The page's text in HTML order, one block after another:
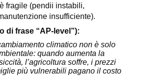
fragile (pendii instabili,
insufficiente).
di frase “AP-level”):
climatico non è solo
quando aumenta la
l’agricoltura soffre, i prezzi
più vulnerabili pagano il costo